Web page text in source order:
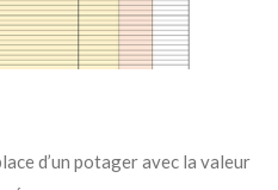
d’un potager avec la valeur